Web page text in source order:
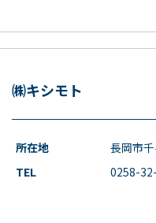
㈱キシモト
所在地
長岡市
TEL
0258-